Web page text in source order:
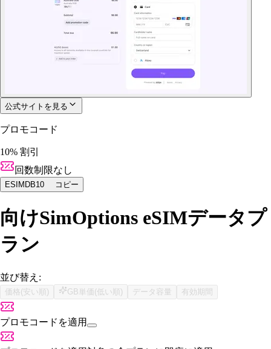
公式サイトを見る
プロモコード
10% 割引
回数制限なし
ESIMDB10 コピー
向けSimOptions eSIMデータプ
ラン
並び替え:
価格(安い順) GB単価(低い順) データ容量 有効期間
プロモコードを適用